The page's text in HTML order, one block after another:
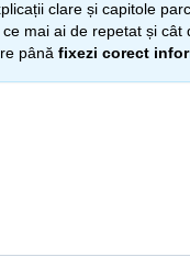
clare și capitole
mai ai de repetat și cât
până fixezi corect